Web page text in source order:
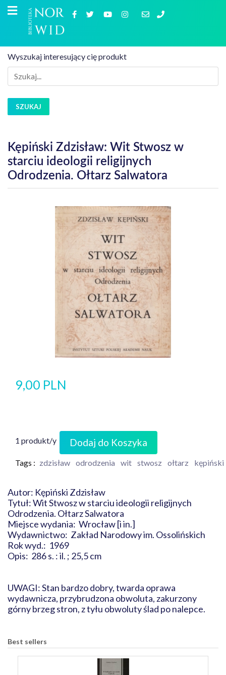
Wyszukaj interesujący cię produkt
SZUKAJ
Kępiński Zdzisław: Wit Stwosz w
starciu ideologii religijnych
Odrodzenia. Ołtarz Salwatora
9,00 PLN
1 produkt/y Dodaj do Koszyka
Tags : zdzisław odrodzenia wit stwosz ołtarz kępiński
Autor: Kępiński Zdzisław
Tytuł: Wit Stwosz w starciu ideologii religijnych
Odrodzenia. Ołtarz Salwatora
Miejsce wydania: Wrocław [i in.]
Wydawnictwo: Zakład Narodowy im. Ossolińskich
Rok wyd.: 1969
Opis: 286 s. : il. ; 25,5 cm
UWAGI: Stan bardzo dobry, twarda oprawa
wydawnicza, przybrudzona obwoluta, zakurzony
górny brzeg stron, z tyłu obwoluty ślad po nalepce.
Best sellers